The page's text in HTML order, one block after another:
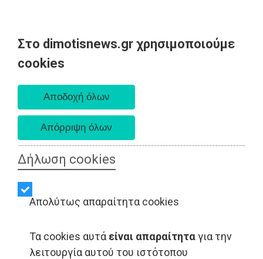
Στο dimotisnews.gr χρησιμοποιούμε
cookies
Δήλωση cookies
Απολύτως απαραίτητα cookies
Τα cookies αυτά είναι απαραίτηταγια την
λειτουργία αυτού του ιστότοπου